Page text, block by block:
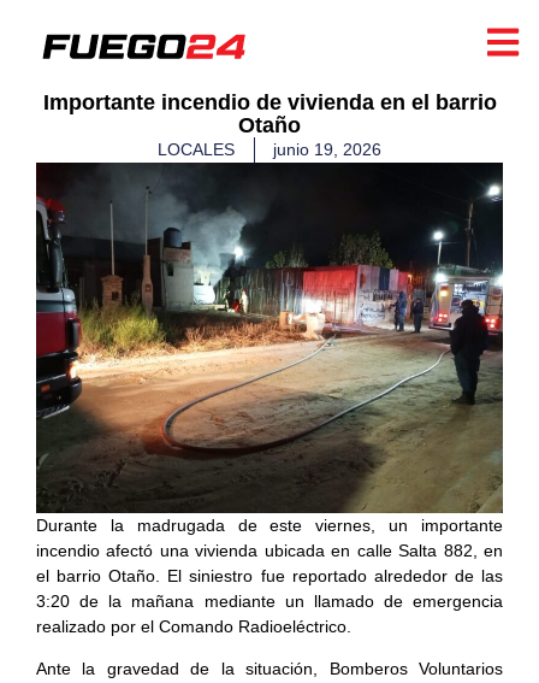
Importante incendio de vivienda en el barrio
Otaño
LOCALES junio 19, 2026
Durante la madrugada de este viernes, un importante
incendio afectó una vivienda ubicada en calle Salta 882, en
el barrio Otaño. El siniestro fue reportado alrededor de las
3:20 de la mañana mediante un llamado de emergencia
realizado por el Comando Radioeléctrico.
Ante la gravedad de la situación, Bomberos Voluntarios